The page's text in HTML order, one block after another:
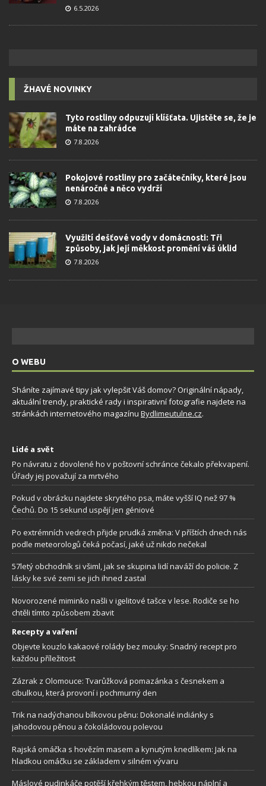
6.5.2026
ŽHAVÉ NOVINKY
Tyto rostliny odpuzují klíšťata. Ujistěte se, že je
máte na zahrádce
7.8.2026
Pokojové rostliny pro začátečníky, které jsou
nenáročné a něco vydrží
7.8.2026
Využití dešťové vody v domácnosti: Tři
způsoby, jak její měkkost promění váš úklid
7.8.2026
O WEBU
Sháníte zajímavé tipy jak vylepšit Váš domov? Originální nápady,
aktuální trendy, praktické rady i inspirativní fotografie najdete na
stránkách internetového magazínu Bydlimeutulne.cz.
Lidé a svět
Po návratu z dovolené ho v poštovní schránce čekalo překvapení.
Úřady jej považují za mrtvého
Pokud v obrázku najdete skrytého psa, máte vyšší IQ než 97 %
Čechů. Do 15 sekund uspějí jen géniové
Po extrémních vedrech přijde prudká změna: V příštích dnech nás
podle meteorologů čeká počasí, jaké už nikdo nečekal
57letý obchodník si všiml, jak se skupina lidí naváží do policie. Z
lásky ke své zemi se jich ihned zastal
Novorozené miminko našli v igelitové tašce v lese. Rodiče se ho
chtěli tímto způsobem zbavit
Recepty a vaření
Objevte kouzlo kakaové rolády bez mouky: Snadný recept pro
každou příležitost
Zázrak z Olomouce: Tvarůžková pomazánka s česnekem a
cibulkou, která provoní i pochmurný den
Trik na nadýchanou bílkovou pěnu: Dokonalé indiánky s
jahodovou pěnou a čokoládovou polevou
Rajská omáčka s hovězím masem a kynutým knedlíkem: Jak na
hladkou omáčku se základem v silném vývaru
Máslové pudinkáče potěší křehkým těstem, hebkou náplní a